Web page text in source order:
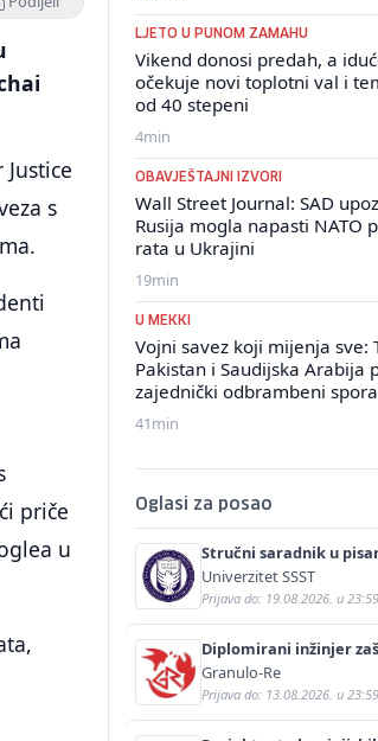
s
priče
u
LJETO U PUNOM ZAMAHU
Vikend donosi predah, a
očekuje novi toplotni val i
od 40 stepeni
4min
OBAVJEŠTAJNI IZVORI
Wall Street Journal: SAD
Rusija mogla napasti NATO
rata u Ukrajini
19min
U MEKKI
Vojni savez koji mijenja sve:
Pakistan i Saudijska Arabija
zajednički odbrambeni
41min
Oglasi za posao
Stručni saradnik u
(m/ž)
Univerzitet SSST
Prijava do: 19.08.2026. u 23:59
Diplomirani inžinjer
Bachelor inžinjer
(m/ž)
Granulo-Re
Prijava do: 13.08.2026. u 23:59